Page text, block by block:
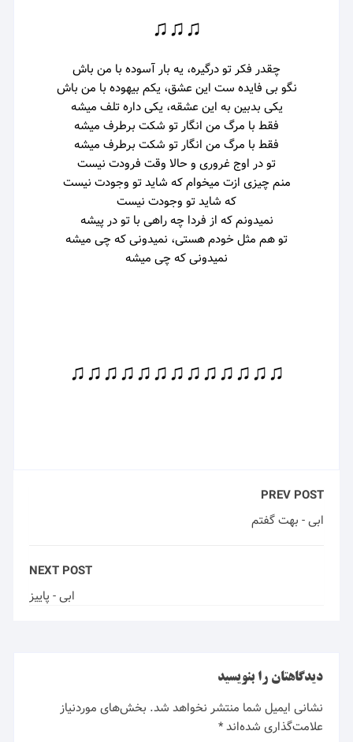
♫♫♫
چقدر فکر تو درگیره، یه بار آسوده با من باش
نگو بی فایده ست این عشق، یکم بیهوده با من باش
یکی بدبین به این عشقه، یکی داره تلف میشه
فقط با مرگ من انگار تو شکت برطرف میشه
فقط با مرگ من انگار تو شکت برطرف میشه
تو در اوج غروری و حالا وقت فرودت نیست
منم چیزی ازت میخوام که شاید تو وجودت نیست
که شاید تو وجودت نیست
نمیدونم که از فردا چه راهی با تو در پیشه
تو هم مثل خودم هستی، نمیدونی که چی میشه
نمیدونی که چی میشه
♫♫♫♫♫♫♫♫♫♫♫♫♫
PREV POST
ابی - بهت گفتم
NEXT POST
ابی - پاییز
دیدگاهتان را بنویسید
نشانی ایمیل شما منتشر نخواهد شد. بخش‌های موردنیاز
علامت‌گذاری شده‌اند*